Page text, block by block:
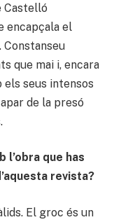
Castelló
encapçala el
Constanseu
que mai i, encara
seus intensos
de la presó
l’obra que has
revista?
El groc és un